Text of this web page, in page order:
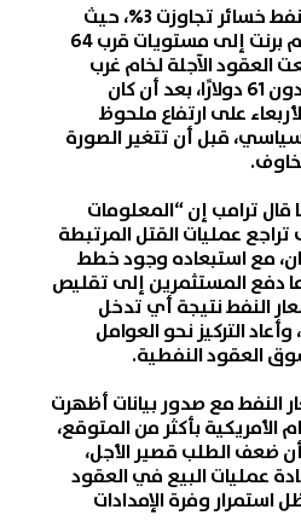
خسائر تجاوزت 3%، حيث
برنت إلى مستويات قرب 64
العقود الآجلة لخام غرب
إلى ما دون 61 دولارًا، بعد أن كان
على ارتفاع ملحوظ
قبل أن تتغير الصورة
قال ترامب إن “المعلومات
عمليات القتل المرتبطة
، مع استبعاده وجود خطط
دفع المستثمرين إلى تقليص
النفطنتيجة أي تدخل
التركيز نحو العوامل
العقود النفطية.
النفطمع صدور بيانات أظهرت
الأمريكية بأكثر من المتوقع،
ضعف الطلب قصير الأجل،
عمليات البيع فيالعقود
استمرار وفرة الإمدادات